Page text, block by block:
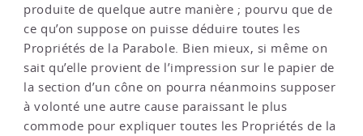
produite de quelque autre manière ; pourvu que de
ce qu’on suppose on puisse déduire toutes les
Propriétés de la Parabole. Bien mieux, si même on
sait qu’elle provient de l’impression sur le papier de
la section d’un cône on pourra néanmoins supposer
à volonté une autre cause paraissant le plus
commode pour expliquer toutes les Propriétés de la